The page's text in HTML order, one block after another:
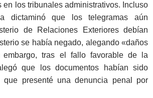
en los tribunales administrativos. Incluso
dictaminó que los telegramas aún
de Relaciones Exteriores debían
se había negado, alegando «daños
embargo, tras el fallo favorable de la
que los documentos habían sido
que presenté una denuncia penal por